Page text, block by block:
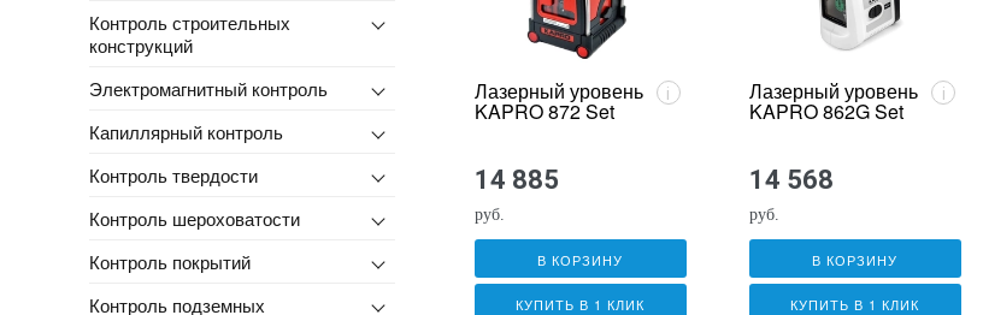
Контроль строительных
конструкций
Электромагнитный контроль
Капиллярный контроль
Контроль твердости
Контроль шероховатости
Контроль покрытий
Контроль подземных
Лазерный уровень
KAPRO 872 Set
i
14 885
руб.
В КОРЗИНУ
КУПИТЬ В 1 КЛИК
Лазерный уровень
KAPRO 862G Set
i
14 568
руб.
В КОРЗИНУ
КУПИТЬ В 1 КЛИК